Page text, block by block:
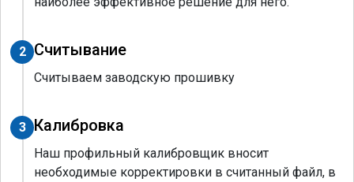
2 Считывание
Считываем заводскую прошивку
3 Калибровка
Наш профильный калибровщик вносит
необходимые корректировки в считанный файл, в